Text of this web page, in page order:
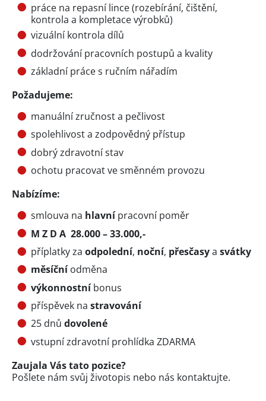
práce na repasní lince (rozebírání, čištění,
kontrola a kompletace výrobků)
vizuální kontrola dílů
dodržování pracovních postupů a kvality
základní práce s ručním nářadím
Požadujeme:
manuální zručnost a pečlivost
spolehlivost a zodpovědný přístup
dobrý zdravotní stav
ochotu pracovat ve směnném provozu
Nabízíme:
smlouva na hlavnípracovní poměr
M Z D A 28.000 – 33.000,-
příplatky za odpolední, noční, přesčasya svátky
měsíčníodměna
výkonnostníbonus
příspěvek na stravování
25 dnů dovolené
vstupní zdravotní prohlídka ZDARMA
Zaujala Vás tato pozice?
Pošlete nám svůj životopis nebo nás kontaktujte.